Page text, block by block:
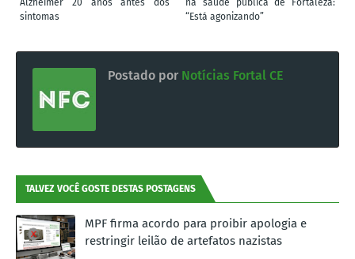
na saúde pública de Fortaleza:
“Está agonizando”
Alzheimer 20 anos antes dos
sintomas
Postado por Notícias Fortal CE
TALVEZ VOCÊ GOSTE DESTAS POSTAGENS
MPF firma acordo para proibir apologia e
restringir leilão de artefatos nazistas